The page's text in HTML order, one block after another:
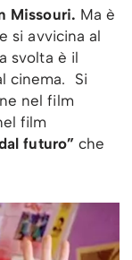
Missouri. Ma è
si avvicina al
svolta è il
cinema. Si
nel film
film
futuro” che